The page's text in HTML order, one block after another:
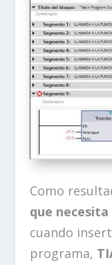
Como
que
cuando
programa,